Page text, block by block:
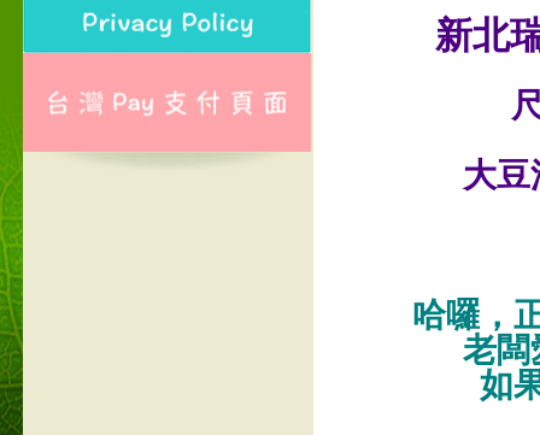
新北
大
哈囉，
老闆
如